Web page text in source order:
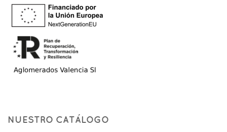
NUESTRO CATÁLOGO